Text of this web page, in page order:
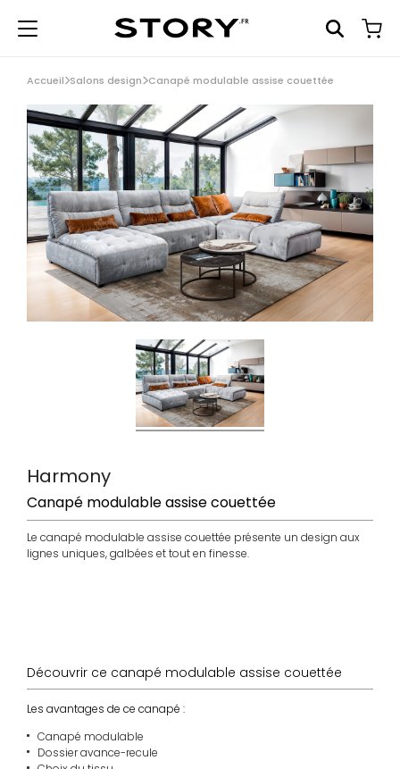
Accueil Salons design Canapé modulable assise couettée
Harmony
Canapé modulable assise couettée
Le canapé modulable assise couettée présente un design aux
lignes uniques, galbées et tout en finesse.
Découvrir ce canapé modulable assise couettée
Les avantages de ce canapé :
Canapé modulable
Dossier avance-recule